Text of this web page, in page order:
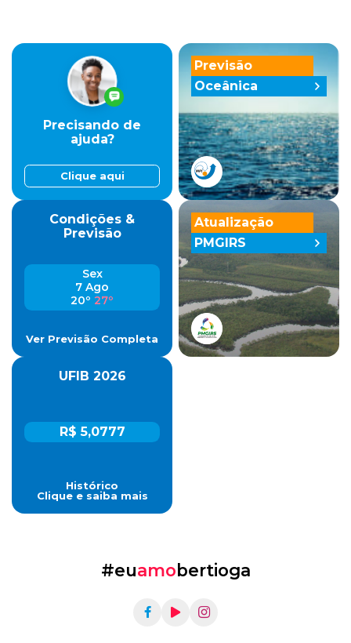
Previsão
Oceânica
Precisando de
ajuda?
Clique aqui
Condições &
Previsão
Sex
7 Ago
20º 27º
Ver Previsão Completa
UFIB 2026
R$ 5,0777
Histórico
Clique e saiba mais
Atualização
PMGIRS
#euamobertioga